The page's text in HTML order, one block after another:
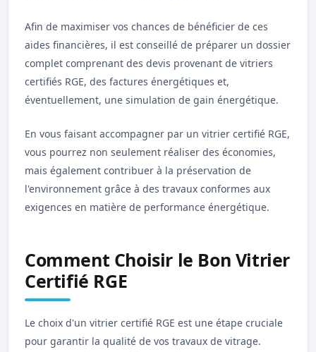
Afin de maximiser vos chances de bénéficier de ces
aides financières, il est conseillé de préparer un dossier
complet comprenant des devis provenant de vitriers
certifiés RGE, des factures énergétiques et,
éventuellement, une simulation de gain énergétique.
En vous faisant accompagner par un vitrier certifié RGE,
vous pourrez non seulement réaliser des économies,
mais également contribuer à la préservation de
l'environnement grâce à des travaux conformes aux
exigences en matière de performance énergétique.
Comment Choisir le Bon Vitrier
Certifié RGE
Le choix d'un vitrier certifié RGE est une étape cruciale
pour garantir la qualité de vos travaux de vitrage.